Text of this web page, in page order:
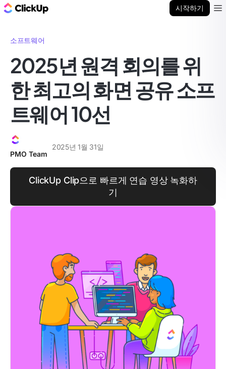
시작하기
소프트웨어
2025년 원격 회의를 위
한 최고의 화면 공유 소프
트웨어 10선
PMO Team
2025년 1월 31일
ClickUp Clip으로 빠르게 연습 영상 녹화하
기